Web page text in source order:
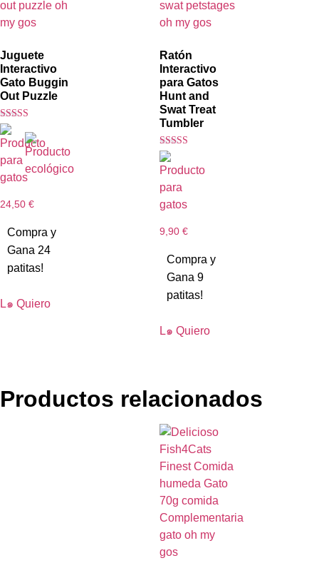
Juguete
Interactivo
Gato Buggin
Out Puzzle
Valorado con
5.00
de 5
24,50 €
Compra y
Gana 24
patitas!
L๑ Quiero
Ratón
Interactivo
para Gatos
Hunt and
Swat Treat
Tumbler
Valorado con
5.00
de 5
9,90 €
Compra y
Gana 9
patitas!
L๑ Quiero
Productos relacionados